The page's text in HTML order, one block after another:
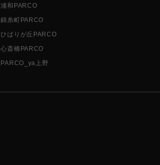
浦和PARCO
錦糸町PARCO
ひばりが丘PARCO
心斎橋PARCO
PARCO_ya上野